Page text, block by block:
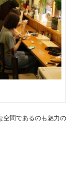
空間であるのも魅力の